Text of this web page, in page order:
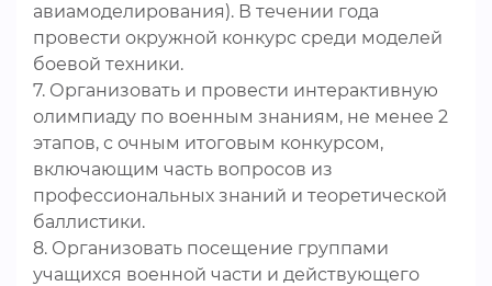
авиамоделирования). В течении года
провести окружной конкурс среди моделей
боевой техники.
7. Организовать и провести интерактивную
олимпиаду по военным знаниям, не менее 2
этапов, с очным итоговым конкурсом,
включающим часть вопросов из
профессиональных знаний и теоретической
баллистики.
8. Организовать посещение группами
учащихся военной части и действующего